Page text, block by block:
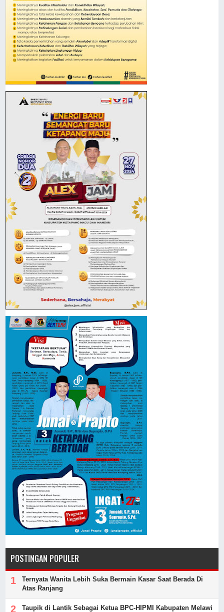
POSTINGAN POPULER
Ternyata Wanita Lebih Suka Bermain Kasar Saat Berada Di
Atas Ranjang
Taupik di Lantik Sebagai Ketua BPC-HIPMI Kabupaten Melawi